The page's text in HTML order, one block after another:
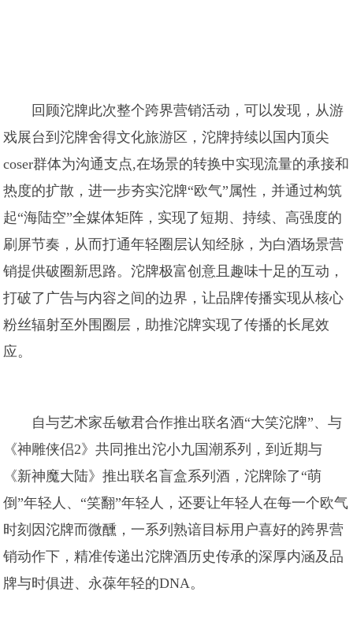
回顾沱牌此次整个跨界营销活动，可以发现，从游
戏展台到沱牌舍得文化旅游区，沱牌持续以国内顶尖
coser群体为沟通支点,在场景的转换中实现流量的承接和
热度的扩散，进一步夯实沱牌“欧气”属性，并通过构筑
起“海陆空”全媒体矩阵，实现了短期、持续、高强度的
刷屏节奏，从而打通年轻圈层认知经脉，为白酒场景营
销提供破圈新思路。沱牌极富创意且趣味十足的互动，
打破了广告与内容之间的边界，让品牌传播实现从核心
粉丝辐射至外围圈层，助推沱牌实现了传播的长尾效
应。
自与艺术家岳敏君合作推出联名酒“大笑沱牌”、与
《神雕侠侣2》共同推出沱小九国潮系列，到近期与
《新神魔大陆》推出联名盲盒系列酒，沱牌除了“萌
倒”年轻人、“笑翻”年轻人，还要让年轻人在每一个欧气
时刻因沱牌而微醺，一系列熟谙目标用户喜好的跨界营
销动作下，精准传递出沱牌酒历史传承的深厚内涵及品
牌与时俱进、永葆年轻的DNA。